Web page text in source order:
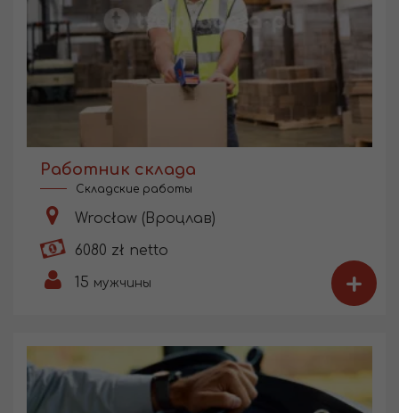
Работник склада
Складские работы
Wrocław (Вроцлав)
6080 zł netto
15 мужчины +